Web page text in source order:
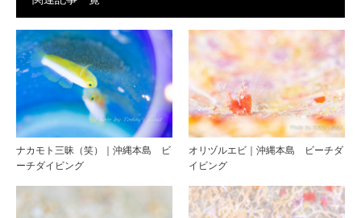
ナカモト三昧（笑）｜沖縄本島 ビ
ーチダイビング
オリヅルエビ｜沖縄本島 ビーチダ
イビング